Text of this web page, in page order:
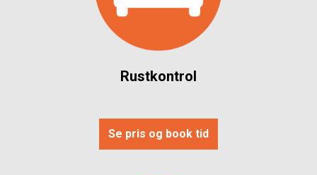
Rustkontrol
Se pris og book tid